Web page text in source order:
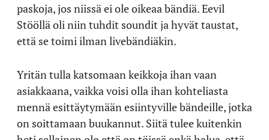
paskoja, jos niissä ei ole oikeaa bändiä. Eevil
Stööllä oli niin tuhdit soundit ja hyvät taustat,
että se toimi ilman livebändiäkin.
Yritän tulla katsomaan keikkoja ihan vaan
asiakkaana, vaikka voisi olla ihan kohteliasta
mennä esittäytymään esiintyville bändeille, jotka
on soittamaan buukannut. Siitä tulee kuitenkin